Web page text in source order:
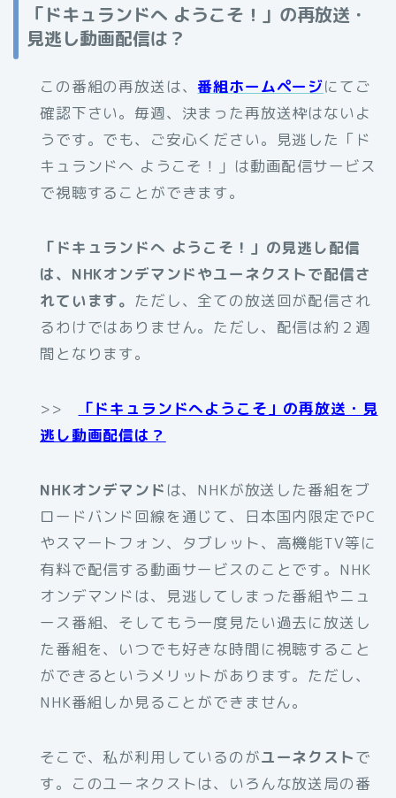
「ドキュランドへ ようこそ！」の再放送・
見逃し動画配信は？
この番組の再放送は、番組ホームページにてご
確認下さい。毎週、決まった再放送枠はないよ
うです。でも、ご安心ください。見逃した「ド
キュランドへ ようこそ！」は動画配信サービス
で視聴することができます。
「ドキュランドへ ようこそ！」の見逃し配信
は、NHKオンデマンドやユーネクストで配信さ
れています。 ただし、全ての放送回が配信され
るわけではありません。ただし、配信は約２週
間となります。
>>
「ドキュランドへようこそ」の再放送・見
逃し動画配信は？
NHKオンデマンド は、NHKが放送した番組をブ
ロードバンド回線を通じて、日本国内限定でPC
やスマートフォン、タブレット、高機能TV等に
有料で配信する動画サービスのことです。NHK
オンデマンドは、見逃してしまった番組やニュ
ース番組、そしてもう一度見たい過去に放送し
た番組を、いつでも好きな時間に視聴すること
ができるというメリットがあります。ただし、
NHK番組しか見ることができません。
そこで、私が利用しているのがユーネクストで
す。このユーネクストは、いろんな放送局の番